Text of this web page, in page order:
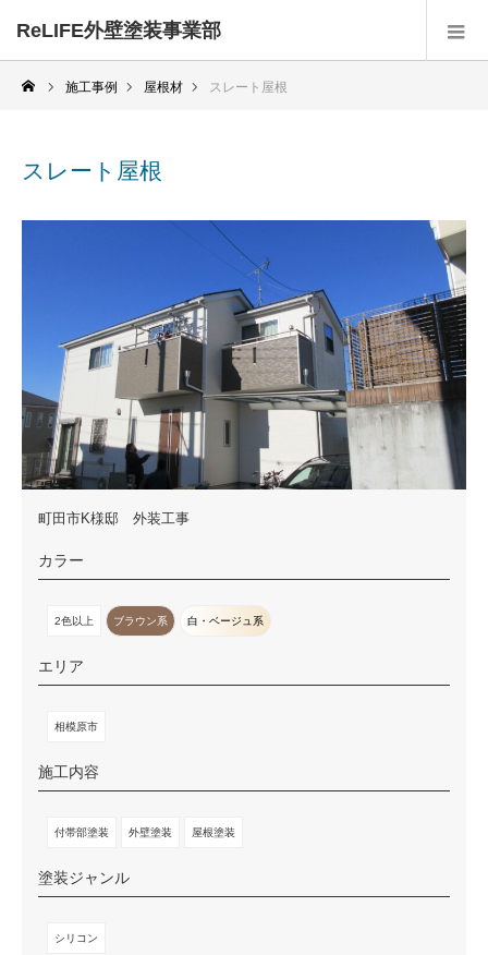
ReLIFE外壁塗装事業部
施工事例 屋根材 スレート屋根
スレート屋根
町田市K様邸 外装工事
カラー
2色以上 ブラウン系 白・ベージュ系
エリア
相模原市
施工内容
付帯部塗装 外壁塗装 屋根塗装
塗装ジャンル
シリコン